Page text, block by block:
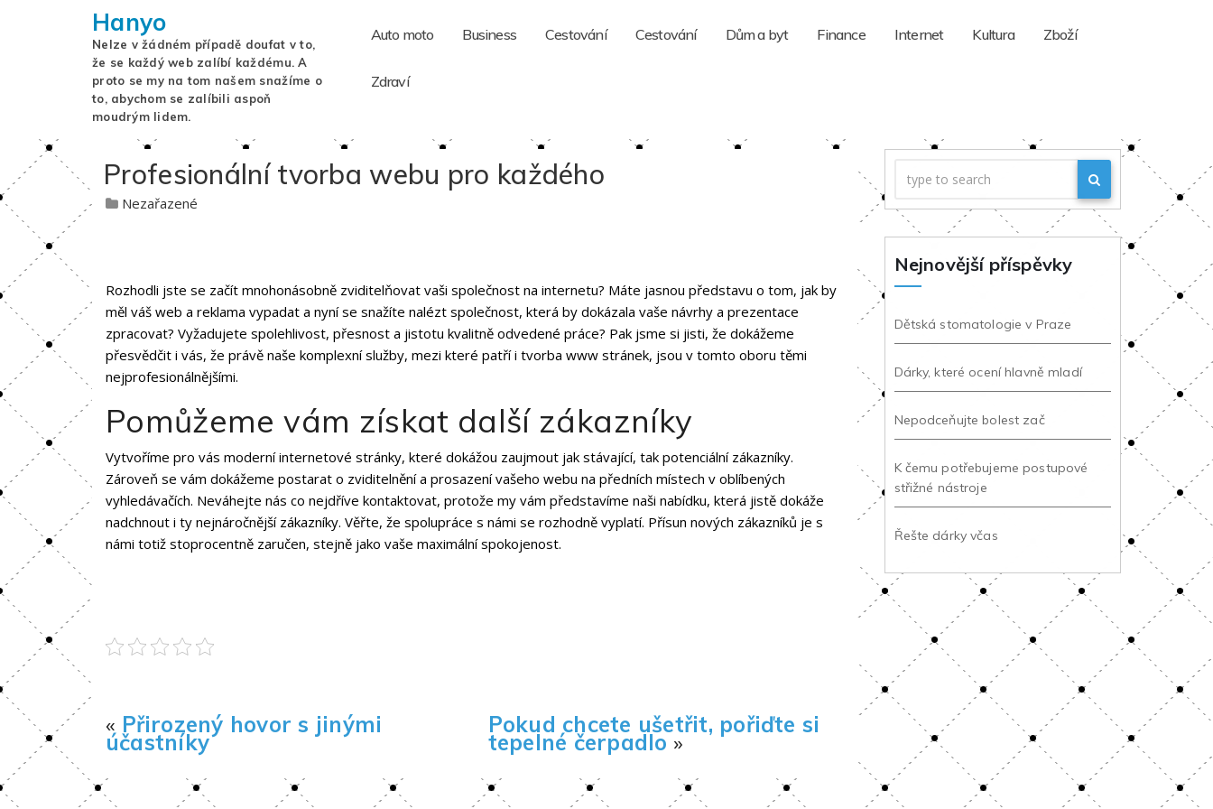
Hanyo
Nelze v žádném případě doufat v to,
že se každý web zalíbí každému. A
proto se my na tom našem snažíme o
to, abychom se zalíbili aspoň
moudrým lidem.
Auto moto Business Cestování Cestování Dům a byt Finance Internet Kultura Zboží
Zdraví
Profesionální tvorba webu pro každého
Nezařazené
Rozhodli jste se začít mnohonásobně zviditelňovat vaši společnost na internetu? Máte jasnou představu o tom, jak by
měl váš web a reklama vypadat a nyní se snažíte nalézt společnost, která by dokázala vaše návrhy a prezentace
zpracovat? Vyžadujete spolehlivost, přesnost a jistotu kvalitně odvedené práce? Pak jsme si jisti, že dokážeme
přesvědčit i vás, že právě naše komplexní služby, mezi které patří i tvorba www stránek, jsou v tomto oboru těmi
nejprofesionálnějšími.
Pomůžeme vám získat další zákazníky
Vytvoříme pro vás moderní internetové stránky, které dokážou zaujmout jak stávající, tak potenciální zákazníky.
Zároveň se vám dokážeme postarat o zviditelnění a prosazení vašeho webu na předních místech v oblíbených
vyhledávačích. Neváhejte nás co nejdříve kontaktovat, protože my vám představíme naši nabídku, která jistě dokáže
nadchnout i ty nejnáročnější zákazníky. Věřte, že spolupráce s námi se rozhodně vyplatí. Přísun nových zákazníků je s
námi totiž stoprocentně zaručen, stejně jako vaše maximální spokojenost.
« Přirozený hovor s jinými
účastníky
Pokud chcete ušetřit, pořiďte si
tepelné čerpadlo »
Nejnovější příspěvky
Dětská stomatologie v Praze
Dárky, které ocení hlavně mladí
Nepodceňujte bolest zač
K čemu potřebujeme postupové
střižné nástroje
Řešte dárky včas